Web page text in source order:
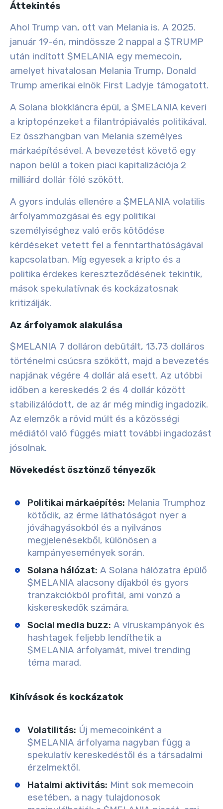
Áttekintés
Ahol Trump van, ott van Melania is. A 2025.
január 19-én, mindössze 2 nappal a $TRUMP
után indított $MELANIA egy memecoin,
amelyet hivatalosan Melania Trump, Donald
Trump amerikai elnök First Ladyje támogatott.
A Solana blokkláncra épül, a $MELANIA keveri
a kriptopénzeket a filantrópiávalés politikával.
Ez összhangban van Melania személyes
márkaépítésével. A bevezetést követő egy
napon belül a token piaci kapitalizációja 2
milliárd dollár fölé szökött.
A gyors indulás ellenére a $MELANIA volatilis
árfolyammozgásai és egy politikai
személyiséghez való erős kötődése
kérdéseket vetett fel a fenntarthatóságával
kapcsolatban. Míg egyesek a kripto és a
politika érdekes kereszteződésének tekintik,
mások spekulatívnak és kockázatosnak
kritizálják.
Az árfolyamok alakulása
$MELANIA 7 dolláron debütált, 13,73 dolláros
történelmi csúcsra szökött, majd a bevezetés
napjának végére 4 dollár alá esett. Az utóbbi
időben a kereskedés 2 és 4 dollár között
stabilizálódott, de az ár még mindig ingadozik.
Az elemzők a rövid múlt és a közösségi
médiától való függés miatt további ingadozást
jósolnak.
Növekedést ösztönző tényezők
Politikai márkaépítés: Melania Trumphoz
kötődik, az érme láthatóságot nyer a
jóváhagyásokból és a nyilvános
megjelenésekből, különösen a
kampányesemények során.
Solana hálózat: A Solana hálózatra épülő
$MELANIA alacsony díjakból és gyors
tranzakciókból profitál, ami vonzó a
kiskereskedők számára.
Social media buzz: A víruskampányok és
hashtagek feljebb lendíthetik a
$MELANIA árfolyamát, mivel trending
téma marad.
Kihívások és kockázatok
Volatilitás: Új memecoinként a
$MELANIA árfolyama nagyban függ a
spekulatív kereskedéstől és a társadalmi
érzelmektől.
Hatalmi aktivitás: Mint sok memecoin
esetében, a nagy tulajdonosok